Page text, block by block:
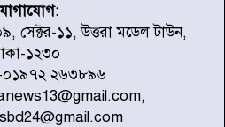
অপরাধীর বিচার এ দেশেই
সে যত শক্তিশালীই হোক না কেন,
জুলাই গণঅভ্যুত্থান দিবসে
মীর হেলাল
৫ দিন বৃষ্টির আভাস
সেক্টর-১১, উত্তরা মডেল টাউন,
১২৩০
২৬৩৮৯৬